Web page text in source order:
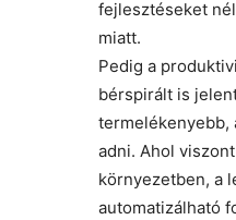
fejlesztéseket
miatt.
Pedig a
bérspirált is
termelékenyebb,
adni. Ahol
környezetben, a
automatizálható